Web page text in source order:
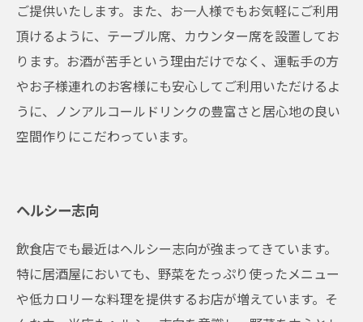
ご提供いたします。また、お一人様でもお気軽にご利用
頂けるように、テーブル席、カウンター席を設置してお
ります。お酒が苦手という理由だけでなく、運転手の方
やお子様連れのお客様にも安心してご利用いただけるよ
うに、ノンアルコールドリンクの豊富さと居心地の良い
空間作りにこだわっています。
ヘルシー志向
飲食店でも最近はヘルシー志向が強まってきています。
特に居酒屋においても、野菜をたっぷり使ったメニュー
や低カロリーな料理を提供するお店が増えています。そ